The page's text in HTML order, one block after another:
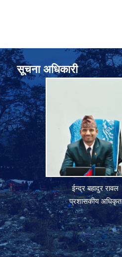
सूचना अधिकारी
ईन्द्र बहादुर रावल
प्रशासकीय अधिकृत